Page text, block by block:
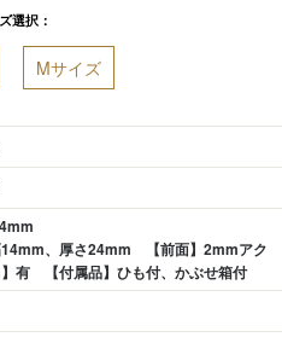
選択：
Mサイズ
14mm、厚さ24mm 【前面】2mmアク
有 【付属品】ひも付、かぶせ箱付